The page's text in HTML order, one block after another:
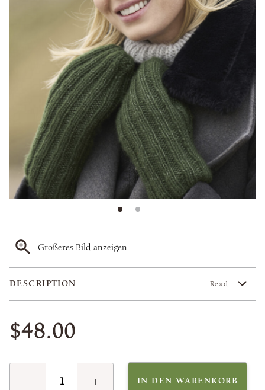
Größeres Bild anzeigen
DESCRIPTION Read
$48.00
− + IN DEN WARENKORB